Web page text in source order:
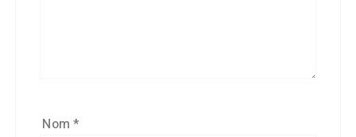
Nom*